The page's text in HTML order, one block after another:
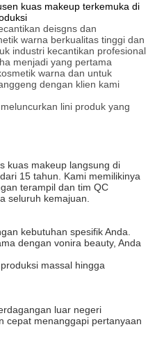
kuas makeup terkemuka di
deisgns dan
warna berkualitas tinggi dan
industri kecantikan profesional
menjadi yang pertama
warna dan untuk
dengan klien kami
lini produk yang
kuas makeup langsung di
15 tahun. Kami memilikinya
terampil dan tim QC
seluruh kemajuan.
kebutuhan spesifik Anda.
dengan vonira beauty, Anda
massal hingga
luar negeri
cepat menanggapi pertanyaan